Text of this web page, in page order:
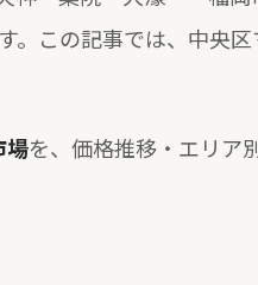
。この記事では、中央
場を、価格推移・エリア